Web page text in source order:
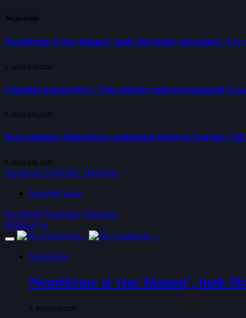
Najnovšie
Nemôžeme si viac klamať, inak Slovensko skrachuje. A
5. AUGUSTA 2026
Chmelár kategoricky: Toto ničenie ruských pamiatok je
5. AUGUSTA 2026
Suja kritizuje Matovičove nadávanie bežným ľuďom:
5. AUGUSTA 2026
FacebookYouTube Telegram
Inzerujte u nás
FacebookYouTube Telegram
Prihlásiť sa
Slovensko
Nemôžeme si viac klamať, inak
5. AUGUSTA 2026